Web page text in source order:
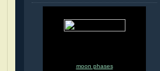
moon phases